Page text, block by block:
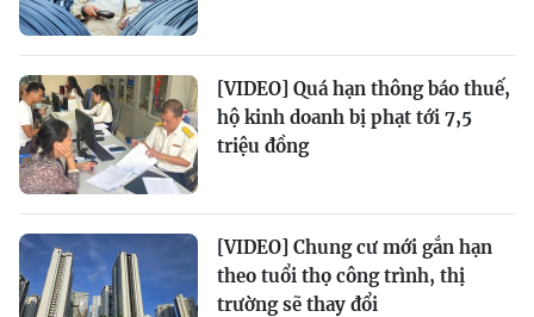
[VIDEO] Quá hạn thông báo thuế,
hộ kinh doanh bị phạt tới 7,5
triệu đồng
[VIDEO] Chung cư mới gắn hạn
theo tuổi thọ công trình, thị
trường sẽ thay đổi